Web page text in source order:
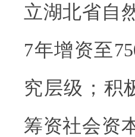
立湖北省自
7年增资至
究层级；积
筹资社会资